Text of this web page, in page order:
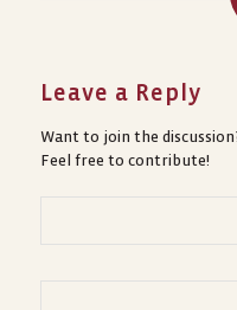
Leave a Reply
Want to join the
Feel free to contribute!